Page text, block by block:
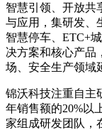
智慧引领、开放共
与应用，集研发、
智慧停车、ETC+
决方案和核心产品
场、安全生产领域
锦沃科技注重自主
年销售额的20%以
家组成研发团队，